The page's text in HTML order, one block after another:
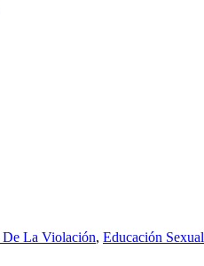
La Violación, Educación Sexual